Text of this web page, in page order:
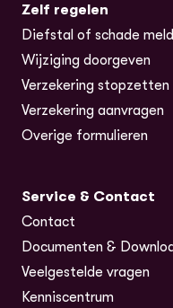
Zelf regelen
Diefstal of schade
Wijziging doorgeven
Verzekering stopzetten
Verzekering aanvragen
Overige formulieren
Service & Contact
Contact
Documenten &
Veelgestelde vragen
Kenniscentrum